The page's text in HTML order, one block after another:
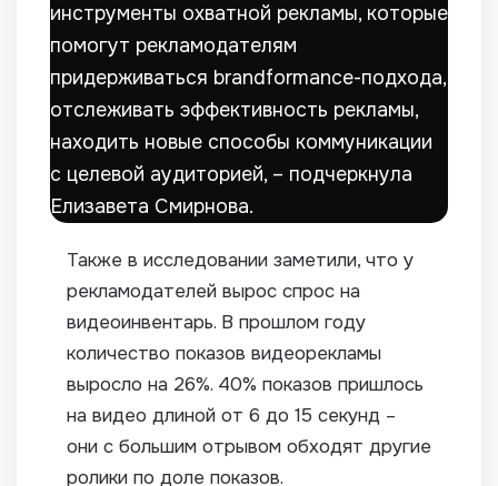
инструменты охватной рекламы, которые
помогут рекламодателям
придерживаться brandformance-подхода,
отслеживать эффективность рекламы,
находить новые способы коммуникации
с целевой аудиторией, – подчеркнула
Елизавета Смирнова.
Также в исследовании заметили, что у
рекламодателей вырос спрос на
видеоинвентарь. В прошлом году
количество показов видеорекламы
выросло на 26%. 40% показов пришлось
на видео длиной от 6 до 15 секунд –
они с большим отрывом обходят другие
ролики по доле показов.